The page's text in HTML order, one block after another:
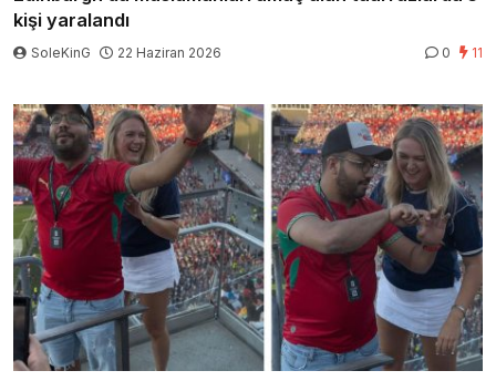
kişi yaralandı
SoleKinG 22 Haziran 2026 0 11